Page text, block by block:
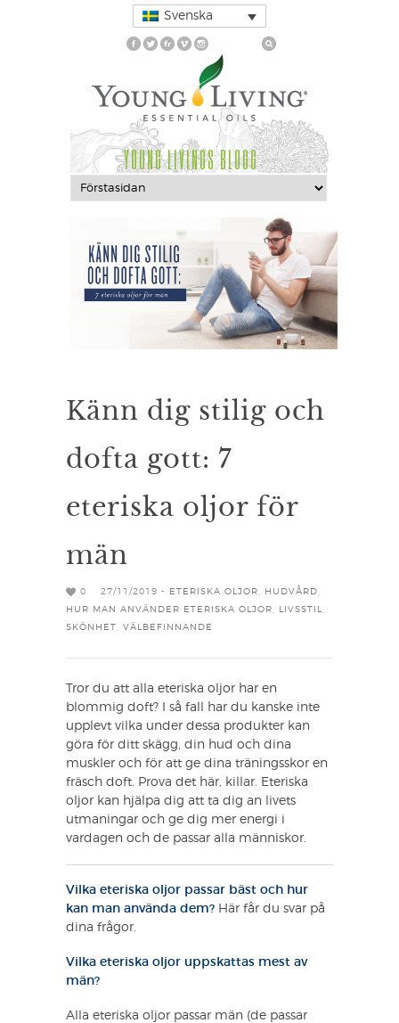
Svenska
YOUNG LIVINGS BLOGG
Känn dig stilig och
dofta gott: 7
eteriska oljor för
män
0 27/11/2019 - ETERISKA OLJOR HUDVÅRD
HUR MAN ANVÄNDER ETERISKA OLJOR
LIVSSTIL
SKÖNHET
VÄLBEFINNANDE
Tror du att alla eteriska oljor har en
blommig doft? I så fall har du kanske inte
upplevt vilka under dessa produkter kan
göra för ditt skägg, din hud och dina
muskler och för att ge dina träningsskor en
fräsch doft. Prova det här, killar. Eteriska
oljor kan hjälpa dig att ta dig an livets
utmaningar och ge dig mer energi i
vardagen och de passar alla människor.
Vilka eteriska oljor passar bäst och hur
kan man använda dem? Här får du svar på
dina frågor.
Vilka eteriska oljor uppskattas mest av
män?
Alla eteriska oljor passar män (de passar